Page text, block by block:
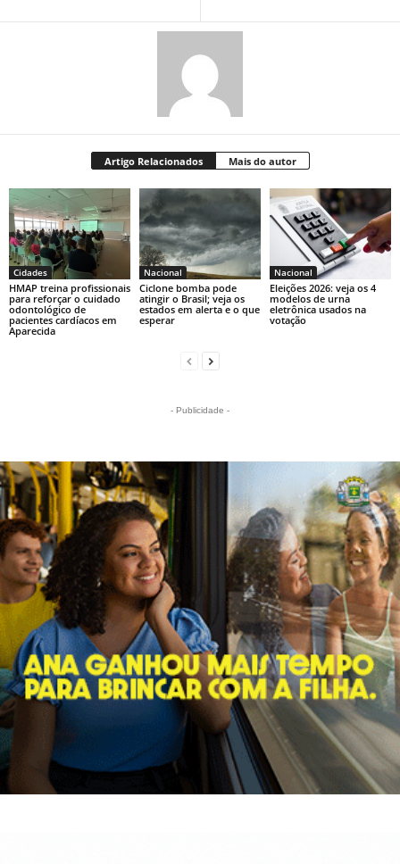
Artigo Relacionados Mais do autor
Cidades
HMAP treina profissionais
para reforçar o cuidado
odontológico de
pacientes cardíacos em
Aparecida
Nacional
Ciclone bomba pode
atingir o Brasil; veja os
estados em alerta e o que
esperar
Nacional
Eleições 2026: veja os 4
modelos de urna
eletrônica usados na
votação
- Publicidade -